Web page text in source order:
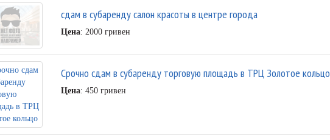
сдам в субаренду салон красоты в центре города
Цена: 2000 гривен
Срочно сдам в субаренду торговую площадь в ТРЦ Золотое кольцо
Цена: 450 гривен